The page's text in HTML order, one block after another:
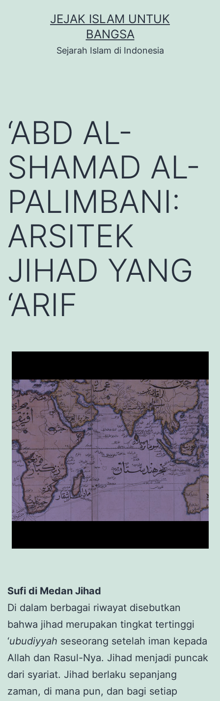
JEJAK ISLAM UNTUK
BANGSA
Sejarah Islam di Indonesia
‘ABD AL-
SHAMAD AL-
PALIMBANI:
ARSITEK
JIHAD YANG
‘ARIF
Sufi di Medan Jihad
Di dalam berbagai riwayat disebutkan
bahwa jihad merupakan tingkat tertinggi
‘ubudiyyah seseorang setelah iman kepada
Allah dan Rasul-Nya. Jihad menjadi puncak
dari syariat. Jihad berlaku sepanjang
zaman, di mana pun, dan bagi setiap